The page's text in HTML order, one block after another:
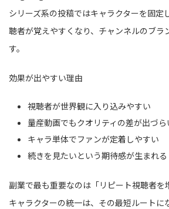
シリーズ系の投稿ではキャラクターを固定
聴者が覚えやすくなり、チャンネルのブラ
す。
効果が出やすい理由
視聴者が世界観に入り込みやすい
量産動画でもクオリティの差が出づら
キャラ単体でファンが定着しやすい
続きを見たいという期待感が生まれる
副業で最も重要なのは「リピート視聴者を
キャラクターの統一は、その最短ルートに